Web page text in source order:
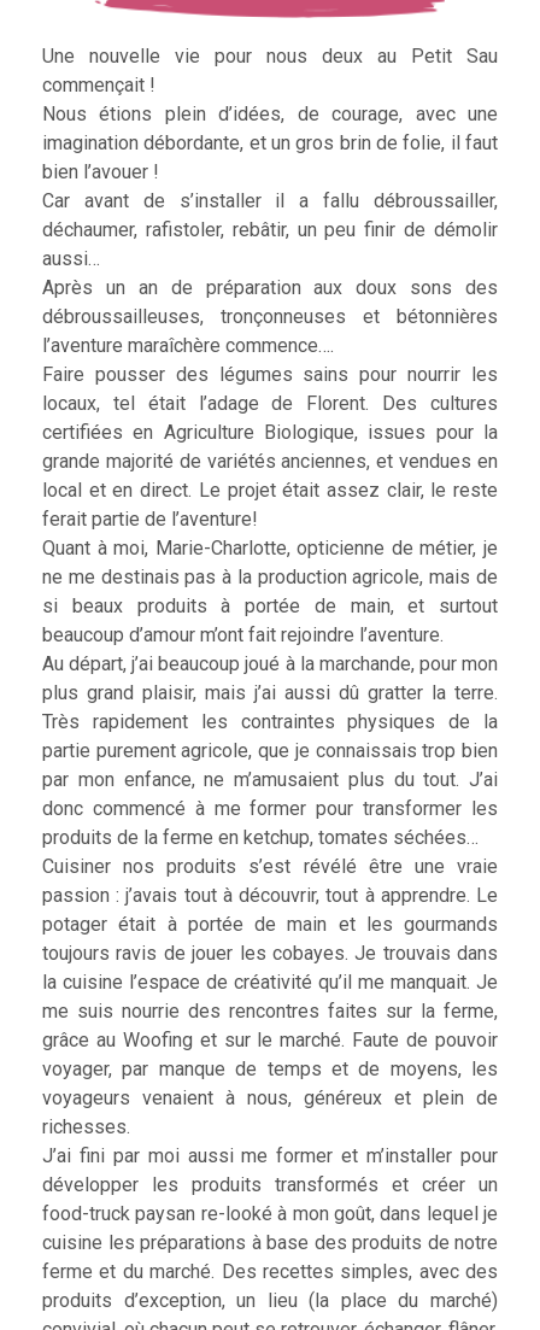
Une nouvelle vie pour nous deux au Petit Sau
commençait !
Nous étions plein d’idées, de courage, avec une
imagination débordante, et un gros brin de folie, il faut
bien l’avouer !
Car avant de s’installer il a fallu débroussailler,
déchaumer, rafistoler, rebâtir, un peu finir de démolir
aussi…
Après un an de préparation aux doux sons des
débroussailleuses, tronçonneuses et bétonnières
l’aventure maraîchère commence….
Faire pousser des légumes sains pour nourrir les
locaux, tel était l’adage de Florent. Des cultures
certifiées en Agriculture Biologique, issues pour la
grande majorité de variétés anciennes, et vendues en
local et en direct. Le projet était assez clair, le reste
ferait partie de l’aventure!
Quant à moi, Marie-Charlotte, opticienne de métier, je
ne me destinais pas à la production agricole, mais de
si beaux produits à portée de main, et surtout
beaucoup d’amour m’ont fait rejoindre l’aventure.
Au départ, j’ai beaucoup joué à la marchande, pour mon
plus grand plaisir, mais j’ai aussi dû gratter la terre.
Très rapidement les contraintes physiques de la
partie purement agricole, que je connaissais trop bien
par mon enfance, ne m’amusaient plus du tout. J’ai
donc commencé à me former pour transformer les
produits de la ferme en ketchup, tomates séchées…
Cuisiner nos produits s’est révélé être une vraie
passion : j’avais tout à découvrir, tout à apprendre. Le
potager était à portée de main et les gourmands
toujours ravis de jouer les cobayes. Je trouvais dans
la cuisine l’espace de créativité qu’il me manquait. Je
me suis nourrie des rencontres faites sur la ferme,
grâce au Woofing et sur le marché. Faute de pouvoir
voyager, par manque de temps et de moyens, les
voyageurs venaient à nous, généreux et plein de
richesses.
J’ai fini par moi aussi me former et m’installer pour
développer les produits transformés et créer un
food-truck paysan re-looké à mon goût, dans lequel je
cuisine les préparations à base des produits de notre
ferme et du marché. Des recettes simples, avec des
produits d’exception, un lieu (la place du marché)